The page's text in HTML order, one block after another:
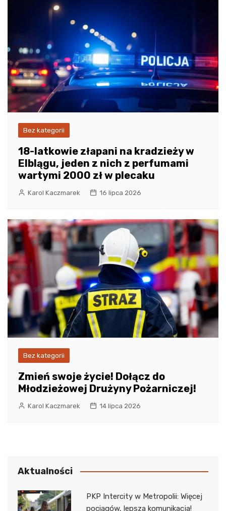
Bez kategorii
18-latkowie złapani na kradzieży w
Elblągu, jeden z nich z perfumami
wartymi 2000 zł w plecaku
Karol Kaczmarek 16 lipca 2026
Bez kategorii
Zmień swoje życie! Dołącz do
Młodzieżowej Drużyny Pożarniczej!
Karol Kaczmarek 14 lipca 2026
Aktualności
PKP Intercity w Metropolii: Więcej
pociągów, lepsza komunikacja!